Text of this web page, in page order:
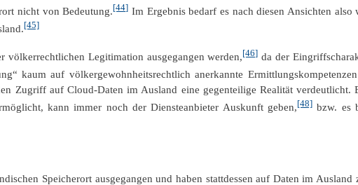
nicht von Bedeutung.[44] Im Ergebnis bedarf es nach diesen Ansichten
[45]
Legitimation ausgegangen werden,[46] da der
kaum auf völkergewohnheitsrechtlich anerkannte
Zugriff auf Cloud-Daten im Ausland eine gegenteilige Realität verdeutlicht.
kann immer noch der Diensteanbieter Auskunft geben,[48] bzw. es
Speicherort ausgegangen und haben stattdessen auf Daten im Ausland